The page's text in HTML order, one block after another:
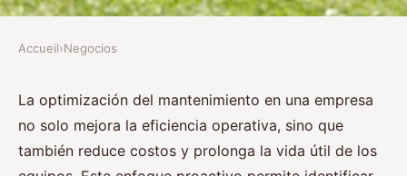
NEGOCIOS
Optimización del mantenimiento
en la empresa: clave para el
éxito
Accueil›Negocios
La optimización del mantenimiento en una empresa
no solo mejora la eficiencia operativa, sino que
también reduce costos y prolonga la vida útil de los